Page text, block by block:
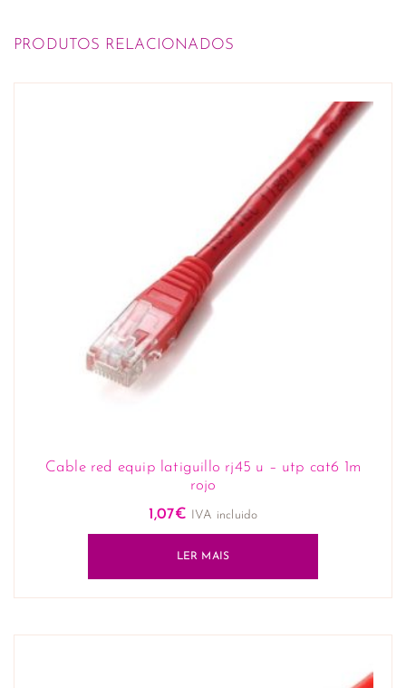
PRODUTOS RELACIONADOS
Cable red equip latiguillo rj45 u – utp cat6 1m
rojo
1,07€ IVA incluido
LER MAIS